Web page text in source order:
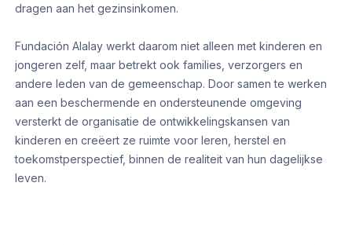
dragen aan het gezinsinkomen.
Fundación Alalay werkt daarom niet alleen met kinderen en
jongeren zelf, maar betrekt ook families, verzorgers en
andere leden van de gemeenschap. Door samen te werken
aan een beschermende en ondersteunende omgeving
versterkt de organisatie de ontwikkelingskansen van
kinderen en creëert ze ruimte voor leren, herstel en
toekomstperspectief, binnen de realiteit van hun dagelijkse
leven.